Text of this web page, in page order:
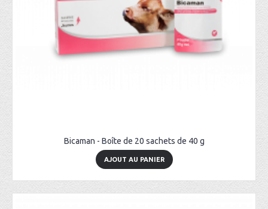
Bicaman - Boîte de 20 sachets de 40 g
AJOUT AU PANIER